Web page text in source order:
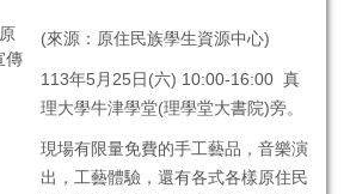
(來源：原住民族學生資源中心)
113年5月25日(六) 10:00-16:00 真
理大學牛津學堂(理學堂大書院)旁。
現場有限量免費的手工藝品，音樂演
出，工藝體驗，還有各式各樣原住民